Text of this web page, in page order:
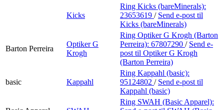
Kicks
Ring Kicks (bareMinerals):
23653619 / Send e-post til
Kicks (bareMinerals)
Barton Perreira
Optiker G
Krogh
Ring Optiker G Krogh (Barton
Perreira): 67807290 / Send e-
post til Optiker G Krogh
(Barton Perreira)
basic Kappahl
Ring Kappahl (basic):
95124802 / Send e-post til
Kappahl (basic)
Ring SWAH (Basic Apparel):